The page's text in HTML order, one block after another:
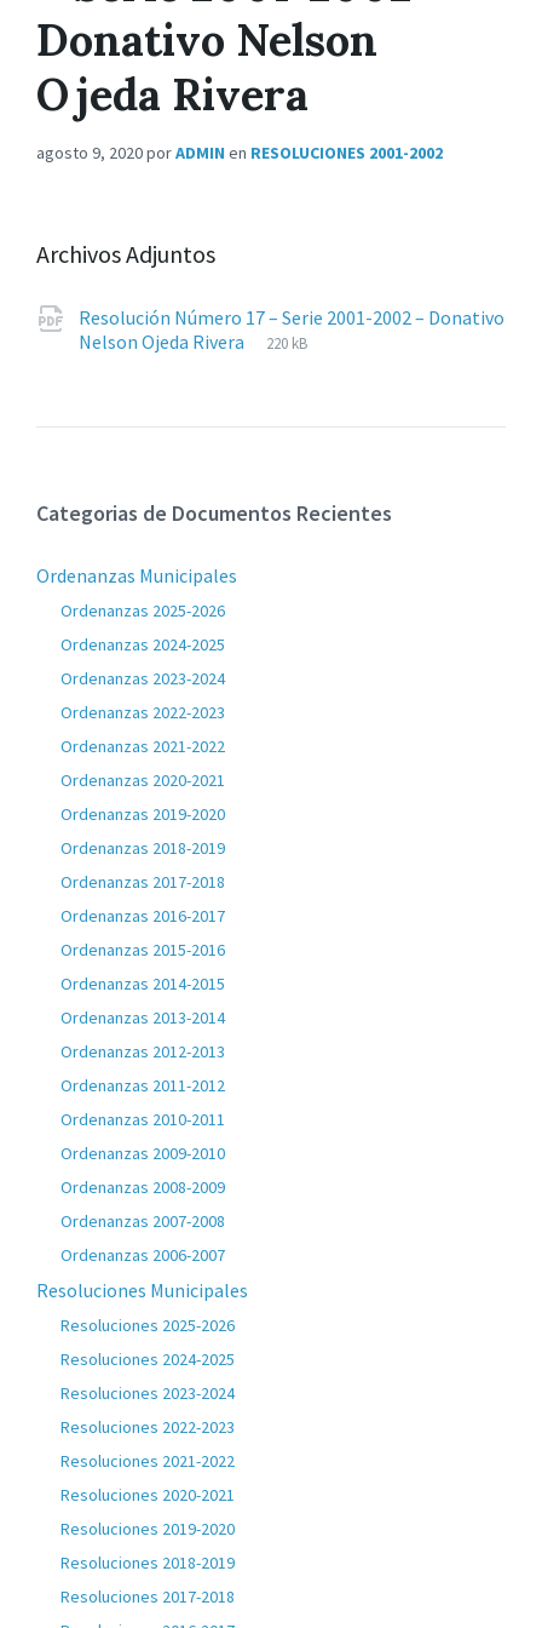
Donativo Nelson
Ojeda Rivera
agosto 9, 2020porADMIN en RESOLUCIONES 2001-2002
Archivos Adjuntos
Resolución Número 17 – Serie 2001-2002 – Donativo
Nelson Ojeda Rivera
Extensiones
pdf
Tamaño
220 kB
Categorias de Documentos Recientes
Ordenanzas Municipales
Ordenanzas 2025-2026
Ordenanzas 2024-2025
Ordenanzas 2023-2024
Ordenanzas 2022-2023
Ordenanzas 2021-2022
Ordenanzas 2020-2021
Ordenanzas 2019-2020
Ordenanzas 2018-2019
Ordenanzas 2017-2018
Ordenanzas 2016-2017
Ordenanzas 2015-2016
Ordenanzas 2014-2015
Ordenanzas 2013-2014
Ordenanzas 2012-2013
Ordenanzas 2011-2012
Ordenanzas 2010-2011
Ordenanzas 2009-2010
Ordenanzas 2008-2009
Ordenanzas 2007-2008
Ordenanzas 2006-2007
Resoluciones Municipales
Resoluciones 2025-2026
Resoluciones 2024-2025
Resoluciones 2023-2024
Resoluciones 2022-2023
Resoluciones 2021-2022
Resoluciones 2020-2021
Resoluciones 2019-2020
Resoluciones 2018-2019
Resoluciones 2017-2018